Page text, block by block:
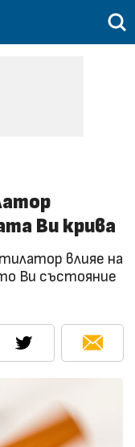
Ви крива
влияе на
Ви състояние